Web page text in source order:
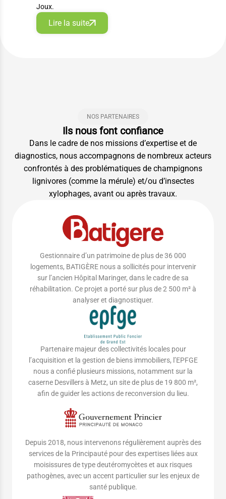
Joux.
Lire la suite
NOS PARTENAIRES
Ils nous font confiance
Dans le cadre de nos missions d’expertise et de
diagnostics, nous accompagnons de nombreux acteurs
confrontés à des problématiques de champignons
lignivores (comme la mérule) et/ou d’insectes
xylophages, avant ou après travaux.
Gestionnaire d’un patrimoine de plus de 36 000
logements, BATIGÈRE nous a sollicités pour intervenir
sur l’ancien Hôpital Maringer, dans le cadre de sa
réhabilitation. Ce projet a porté sur plus de 2 500 m² à
analyser et diagnostiquer.
Partenaire majeur des collectivités locales pour
l’acquisition et la gestion de biens immobiliers, l’EPFGE
nous a confié plusieurs missions, notamment sur la
caserne Desvillers à Metz, un site de plus de 19 800 m²,
afin de guider les actions de reconversion du lieu.
Depuis 2018, nous intervenons régulièrement auprès des
services de la Principauté pour des expertises liées aux
moisissures de type deutéromycètes et aux risques
pathogènes, avec un accent particulier sur les enjeux de
santé publique.